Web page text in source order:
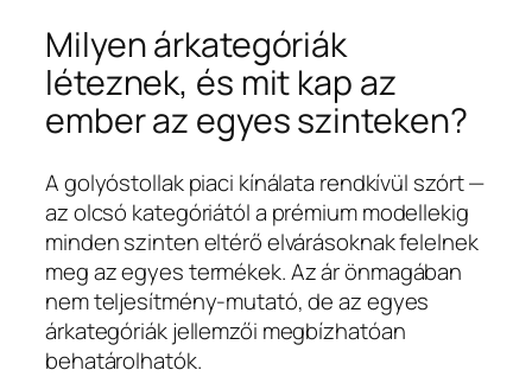
Milyen árkategóriák
léteznek, és mit kap az
ember az egyes szinteken?
A golyóstollak piaci kínálata rendkívül szórt —
az olcsó kategóriától a prémium modellekig
minden szinten eltérő elvárásoknak felelnek
meg az egyes termékek. Az ár önmagában
nem teljesítmény-mutató, de az egyes
árkategóriák jellemzői megbízhatóan
behatárolhatók.